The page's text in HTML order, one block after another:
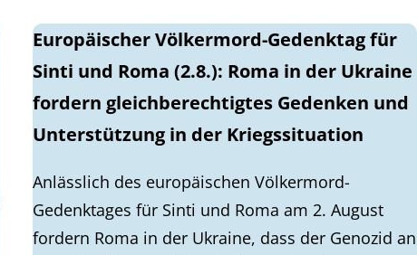
Europäischer Völkermord-Gedenktag für
Sinti und Roma (2.8.): Roma in der Ukraine
fordern gleichberechtigtes Gedenken und
Unterstützung in der Kriegssituation
Anlässlich des europäischen Völkermord-
Gedenktages für Sinti und Roma am 2. August
fordern Roma in der Ukraine, dass der Genozid an